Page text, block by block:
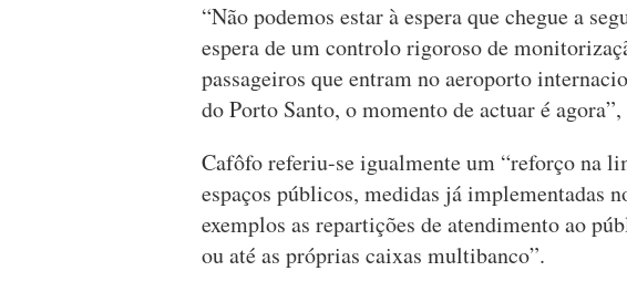
“Não podemos estar à espera que chegue a
espera de um controlo rigoroso de
passageiros que entram no aeroporto
do Porto Santo, o momento de actuar é
Cafôfo referiu-se igualmente um “reforço na
espaços públicos, medidas já implementadas
exemplos as repartições de atendimento ao
ou até as próprias caixas multibanco”.